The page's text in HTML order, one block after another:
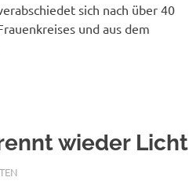
sich nach über 40
und aus dem
wieder Licht